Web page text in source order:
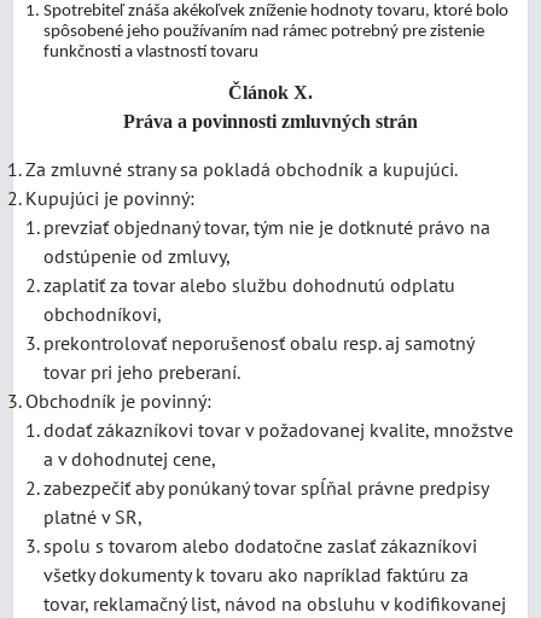
Spotrebiteľ znáša akékoľvek zníženie hodnoty tovaru, ktoré bolo
spôsobené jeho používaním nad rámec potrebný pre zistenie
funkčnosti a vlastností tovaru
Článok X.
Práva a povinnosti zmluvných strán
Za zmluvné strany sa pokladá obchodník a kupujúci.
Kupujúci je povinný:
prevziať objednaný tovar, tým nie je dotknuté právo na
odstúpenie od zmluvy,
zaplatiť za tovar alebo službu dohodnutú odplatu
obchodníkovi,
prekontrolovať neporušenosť obalu resp. aj samotný
tovar pri jeho preberaní.
Obchodník je povinný:
dodať zákazníkovi tovar v požadovanej kvalite, množstve
a v dohodnutej cene,
zabezpečiť aby ponúkaný tovar spĺňal právne predpisy
platné v SR,
spolu s tovarom alebo dodatočne zaslať zákazníkovi
všetky dokumenty k tovaru ako napríklad faktúru za
tovar, reklamačný list, návod na obsluhu v kodifikovanej